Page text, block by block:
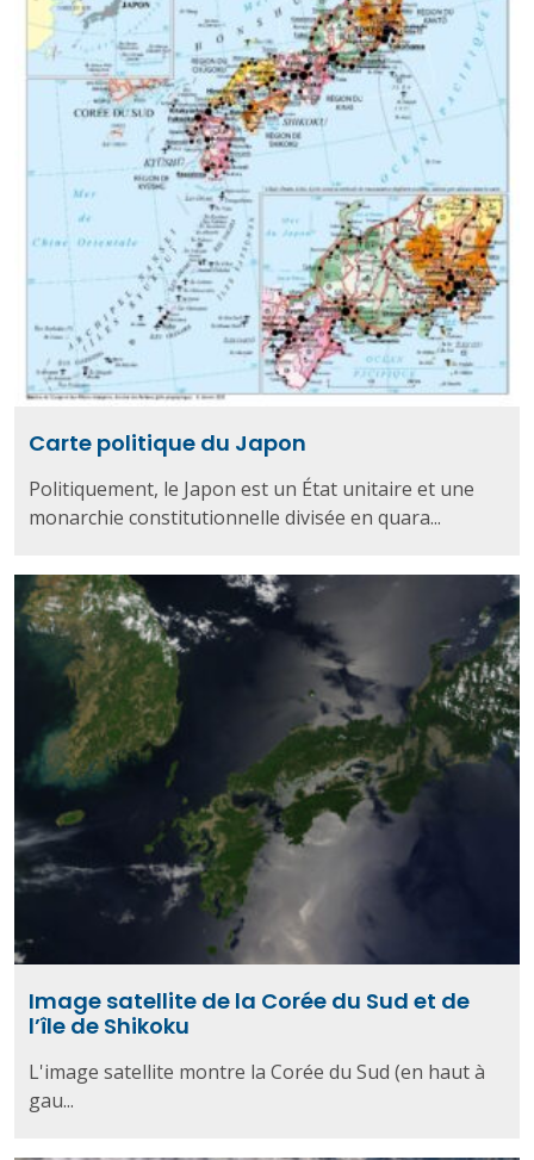
Carte politique du Japon
Politiquement, le Japon est un État unitaire et une
monarchie constitutionnelle divisée en quara...
Image satellite de la Corée du Sud et de
l’île de Shikoku
L'image satellite montre la Corée du Sud (en haut à
gau...